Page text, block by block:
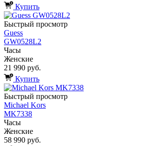
Купить
Быстрый просмотр
Guess
GW0528L2
Часы
Женские
21 990 руб.
Купить
Быстрый просмотр
Michael Kors
MK7338
Часы
Женские
58 990 руб.